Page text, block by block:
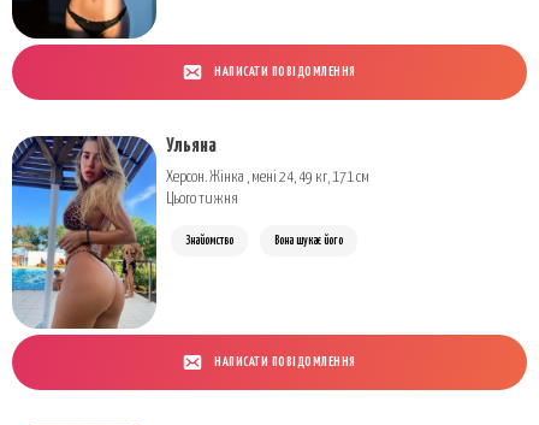
НАПИСАТИ ПОВІДОМЛЕННЯ
Ульяна
Херсон. Жінка , мені 24, 49 кг, 171 см
Цього тижня
Знайомство Вона шукає його
НАПИСАТИ ПОВІДОМЛЕННЯ